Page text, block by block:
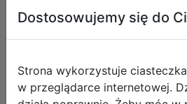
88,09
DO
Galeria zdjęć
Dostosowujemy się do
Strona wykorzystuje
w przeglądarce internetowej.